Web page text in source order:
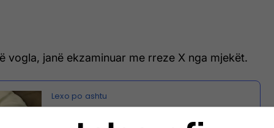
vogla, janë ekzaminuar me rreze X nga mjekët.